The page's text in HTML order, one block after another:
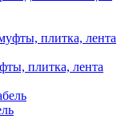
плитка, лента